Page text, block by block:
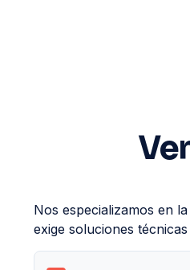
Nos especializamos en
exige soluciones